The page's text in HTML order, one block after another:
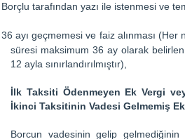
Borçlu tarafından yazı ile istenmesi ve
36 ayı geçmemesi ve faiz alınması
süresi maksimum 36 ay olarak
12 ayla sınırlandırılmıştır),
İlk Taksiti Ödenmeyen Ek Vergi
İkinci Taksitinin Vadesi Gelmemiş
Borcun vadesinin gelip gelmediğinin